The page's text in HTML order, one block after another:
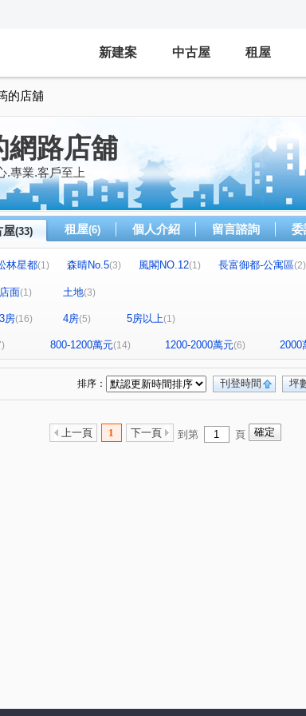
新建案 中古屋 租屋
的店舖
網路店舖
.專業.客戶至上
屋(33) 租屋(6) 個人介紹 留言諮詢 委
林星都(1) 森晴No.5(3) 風閣NO.12(1) 長富御都-公寓區(2)
信全街
和興段 莊敬街 松林街(1)
長富路一段(2) 潤泰街(1) 信全街(1) 康泰路(2) 尚仁街
福街(1) 坑子口(1) 安宅一街(1) 興安街(2) 松江二街(1)
(1) 安宅三街(1) 光復東路 (2) 建興路一段(1)
店面(1) 土地(3)
3房(16) 4房(5) 5房以上(1)
800-1200萬元(14) 1200-2000萬元(6) 2000
坪
刊登時間
排序：
上一頁 1 下一頁 到第 頁